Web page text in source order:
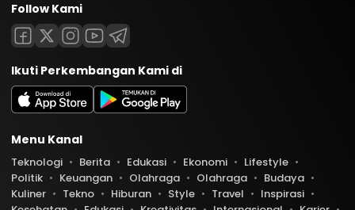
Follow Kami
Ikuti Perkembangan Kami di
Menu Kanal
Teknologi Berita Edukasi Ekonomi
Lifestyle
Politik
Keuangan Olahraga Olahraga
Budaya
Kuliner
Tekno Hiburan Style Travel
Inspirasi